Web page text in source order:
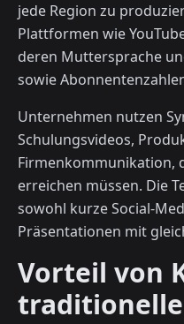
jede Region zu
Plattformen wie
deren Muttersprache
sowie
Unternehmen nutzen
Schulungsvideos,
Firmenkommunikation,
erreichen müssen. Die
sowohl kurze Social-
Präsentationen mit
Vorteil von